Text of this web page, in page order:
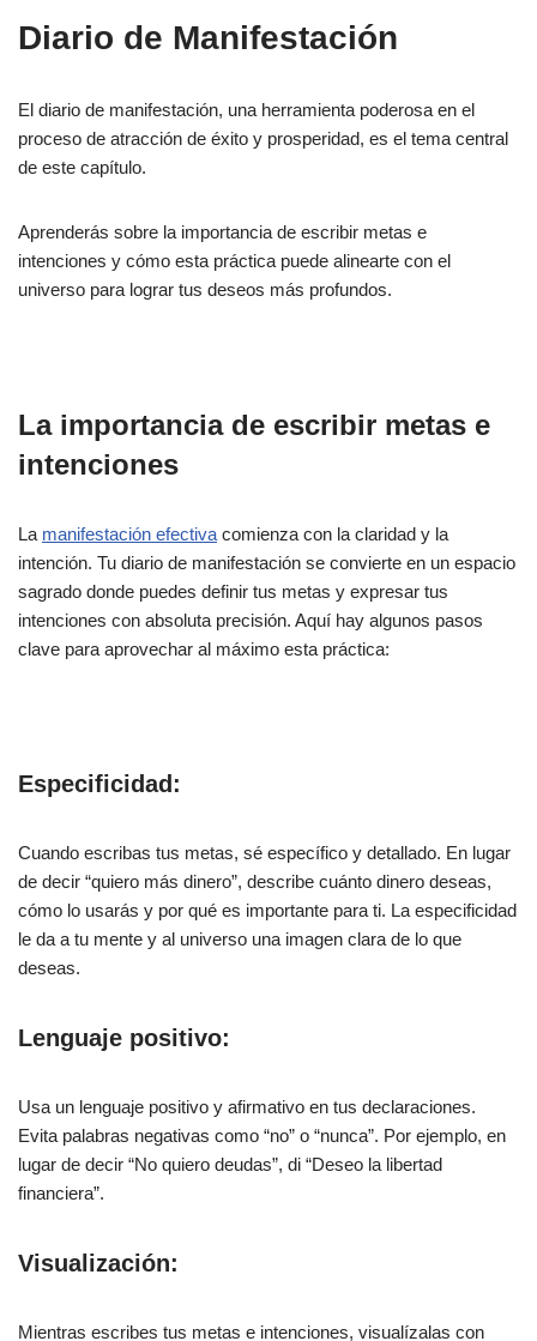
Diario de Manifestación
El diario de manifestación, una herramienta poderosa en el
proceso de atracción de éxito y prosperidad, es el tema central
de este capítulo.
Aprenderás sobre la importancia de escribir metas e
intenciones y cómo esta práctica puede alinearte con el
universo para lograr tus deseos más profundos.
La importancia de escribir metas e
intenciones
La manifestación efectiva comienza con la claridad y la
intención. Tu diario de manifestación se convierte en un espacio
sagrado donde puedes definir tus metas y expresar tus
intenciones con absoluta precisión. Aquí hay algunos pasos
clave para aprovechar al máximo esta práctica:
Especificidad:
Cuando escribas tus metas, sé específico y detallado. En lugar
de decir “quiero más dinero”, describe cuánto dinero deseas,
cómo lo usarás y por qué es importante para ti. La especificidad
le da a tu mente y al universo una imagen clara de lo que
deseas.
Lenguaje positivo:
Usa un lenguaje positivo y afirmativo en tus declaraciones.
Evita palabras negativas como “no” o “nunca”. Por ejemplo, en
lugar de decir “No quiero deudas”, di “Deseo la libertad
financiera”.
Visualización:
Mientras escribes tus metas e intenciones, visualízalas con